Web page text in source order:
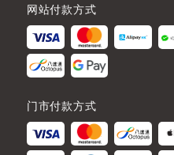
网站付款方式
门市付款方式